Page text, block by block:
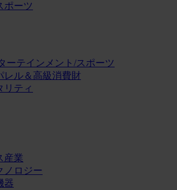
ポーツ
ーテインメント/スポーツ
レル＆高級消費財
リティ
産業
ノロジー
器